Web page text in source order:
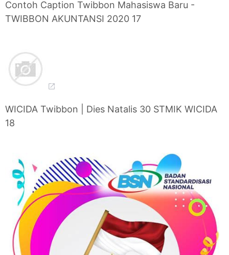
Contoh Caption Twibbon Mahasiswa Baru -
TWIBBON AKUNTANSI 2020 17
WICIDA Twibbon | Dies Natalis 30 STMIK WICIDA
18